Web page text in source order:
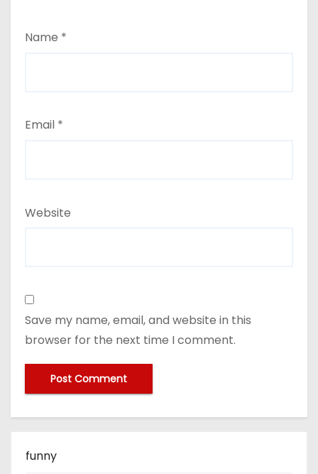
Name *
Email *
Website
Save my name, email, and website in this
browser for the next time I comment.
funny